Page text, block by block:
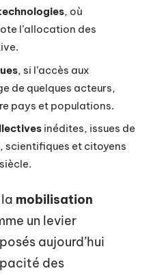
, où
l’allocation des
, si l’accès aux
de quelques acteurs,
pays et populations.
inédites, issues de
scientifiques et citoyens
mobilisation
un levier
aujourd’hui
des